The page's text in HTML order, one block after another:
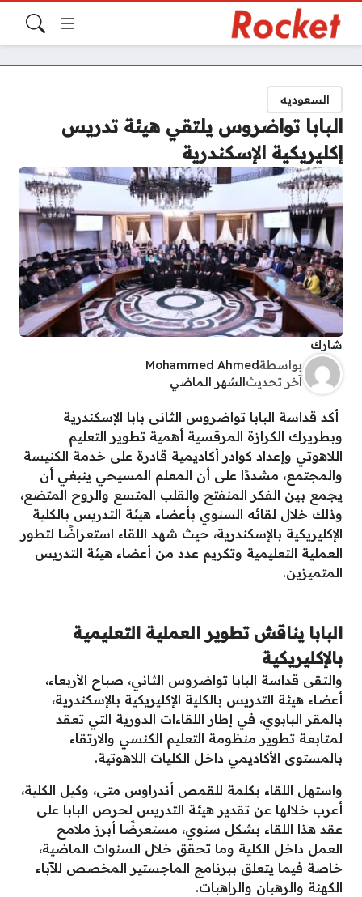
السعوديه
البابا تواضروس يلتقي هيئة تدريس
إكليريكية الإسكندرية
شارك
بواسطةMohammed Ahmed
آخر تحديث الشهر الماضي
أكد قداسة البابا تواضروس الثانى بابا الإسكندرية
وبطريرك الكرازة المرقسية أهمية تطوير التعليم
اللاهوتي وإعداد كوادر أكاديمية قادرة على خدمة الكنيسة
والمجتمع، مشددًا على أن المعلم المسيحي ينبغي أن
يجمع بين الفكر المنفتح والقلب المتسع والروح المتضع،
وذلك خلال لقائه السنوي بأعضاء هيئة التدريس بالكلية
الإكليريكية بالإسكندرية، حيث شهد اللقاء استعراضًا لتطور
العملية التعليمية وتكريم عدد من أعضاء هيئة التدريس
المتميزين.
البابا يناقش تطوير العملية التعليمية
بالإكليريكية
والتقى قداسة البابا تواضروس الثاني، صباح الأربعاء،
أعضاء هيئة التدريس بالكلية الإكليريكية بالإسكندرية،
بالمقر البابوي، في إطار اللقاءات الدورية التي تعقد
لمتابعة تطوير منظومة التعليم الكنسي والارتقاء
بالمستوى الأكاديمي داخل الكليات اللاهوتية.
واستهل اللقاء بكلمة للقمص أندراوس متى، وكيل الكلية،
أعرب خلالها عن تقدير هيئة التدريس لحرص البابا على
عقد هذا اللقاء بشكل سنوي، مستعرضًا أبرز ملامح
العمل داخل الكلية وما تحقق خلال السنوات الماضية،
خاصة فيما يتعلق ببرنامج الماجستير المخصص للآباء
الكهنة والرهبان والراهبات.